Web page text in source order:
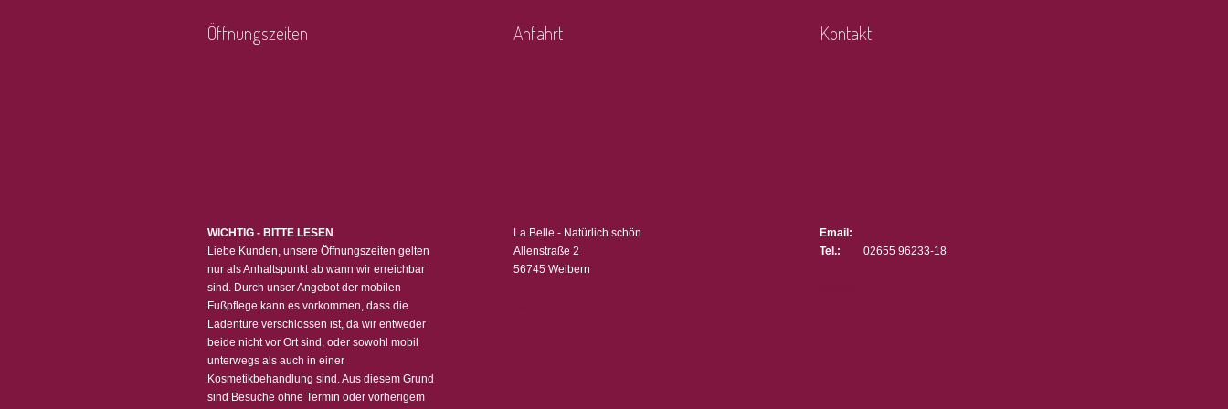
Öffnungszeiten
WICHTIG - BITTE LESEN
Liebe Kunden, unsere Öffnungszeiten gelten
nur als Anhaltspunkt ab wann wir erreichbar
sind. Durch unser Angebot der mobilen
Fußpflege kann es vorkommen, dass die
Ladentüre verschlossen ist, da wir entweder
beide nicht vor Ort sind, oder sowohl mobil
unterwegs als auch in einer
Kosmetikbehandlung sind. Aus diesem Grund
sind Besuche ohne Termin oder vorherigem
Anfahrt
La Belle - Natürlich schön
Allenstraße 2
56745 Weibern
Kontakt
Email:
Tel.:
02655 96233-18